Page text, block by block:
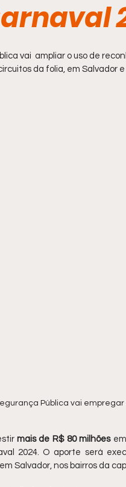
vai  ampliar o uso de
da folia, em Salvador
Pública vai
mais de R$ 80 milhões em
2024. O aporte será
Salvador, nos bairros da